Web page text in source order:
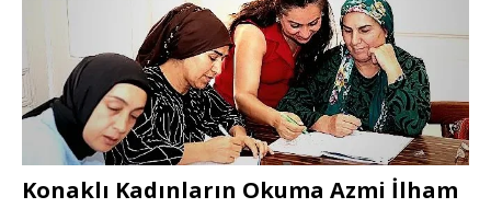
Konaklı Kadınların Okuma Azmi İlham